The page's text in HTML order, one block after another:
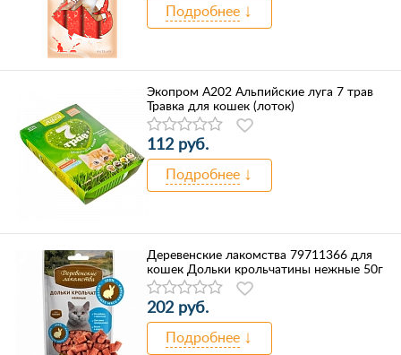
Подробнее
Экопром А202 Альпийские луга 7 трав
Травка для кошек (лоток)
112 руб.
Подробнее
Деревенские лакомства 79711366 для
кошек Дольки крольчатины нежные 50г
202 руб.
Подробнее